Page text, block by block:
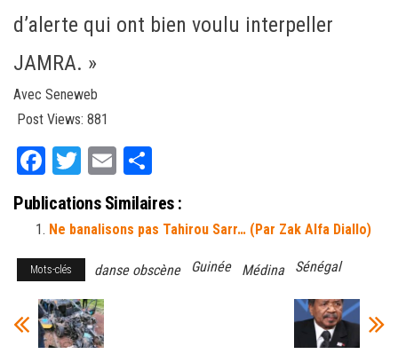
d’alerte qui ont bien voulu interpeller
JAMRA. »
Avec Seneweb
Post Views: 881
Fa
ce
bo
ok
T
tt
er
E
m
ail ag
er
Publications Similaires :
Ne banalisons pas Tahirou Sarr… (Par Zak Alfa Diallo)
Mots-clés danse obscène Guinée Médina Sénégal